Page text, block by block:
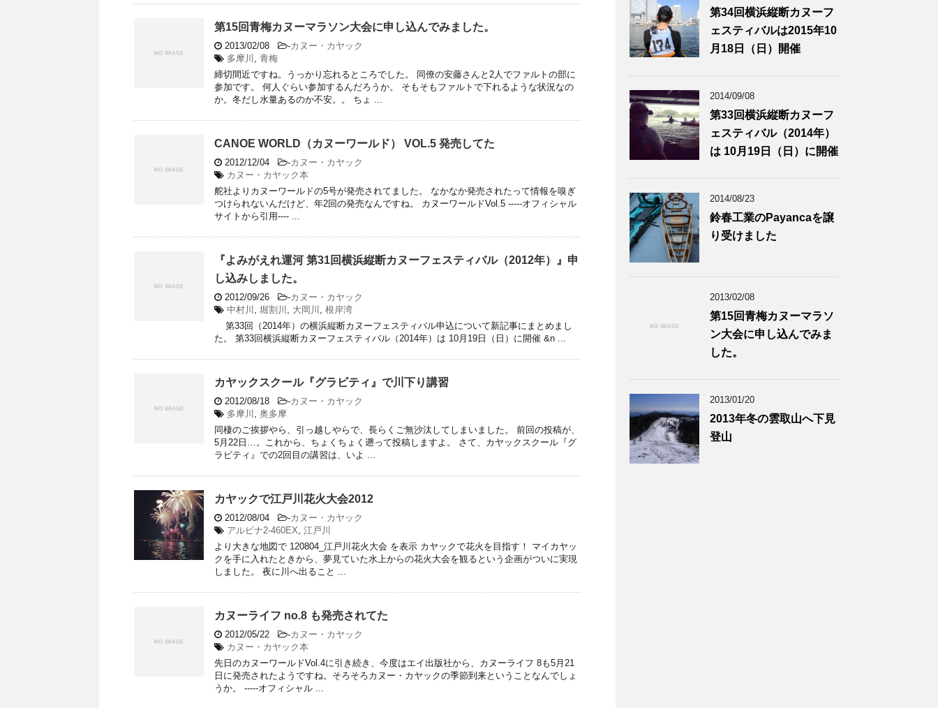
第15回青梅カヌーマラソン大会に申し込んでみました。
2013/02/08 -カヌー・カヤック
多摩川 , 青梅
締切間近ですね。うっかり忘れるところでした。 同僚の安藤さんと2人でファルトの部に
参加です。 何人ぐらい参加するんだろうか。 そもそもファルトで下れるような状況なの
か。冬だし水量あるのか不安。。 ちょ ...
CANOE WORLD（カヌーワールド） VOL.5 発売してた
2012/12/04 -カヌー・カヤック
カヌー・カヤック本
舵社よりカヌーワールドの5号が発売されてました。 なかなか発売されたって情報を嗅ぎ
つけられないんだけど、年2回の発売なんですね。 カヌーワールドVol.5 -----オフィシャル
サイトから引用---- ...
『よみがえれ運河 第31回横浜縦断カヌーフェスティバル（2012年）』申
し込みしました。
2012/09/26 -カヌー・カヤック
中村川 , 堀割川 , 大岡川 , 根岸湾
第33回（2014年）の横浜縦断カヌーフェスティバル申込について新記事にまとめまし
た。 第33回横浜縦断カヌーフェスティバル（2014年）は 10月19日（日）に開催 &n ...
カヤックスクール『グラビティ』で川下り講習
2012/08/18 -カヌー・カヤック
多摩川 , 奥多摩
同棲のご挨拶やら、引っ越しやらで、長らくご無沙汰してしまいました。 前回の投稿が、
5月22日…。これから、ちょくちょく遡って投稿しますよ。 さて、カヤックスクール『グ
ラビティ』での2回目の講習は、いよ ...
カヤックで江戸川花火大会2012
2012/08/04 -カヌー・カヤック
アルピナ2-460EX, 江戸川
より大きな地図で 120804_江戸川花火大会 を表示 カヤックで花火を目指す！ マイカヤッ
クを手に入れたときから、夢見ていた水上からの花火大会を観るという企画がついに実現
しました。 夜に川へ出ること ...
カヌーライフ no.8 も発売されてた
2012/05/22 -カヌー・カヤック
カヌー・カヤック本
先日のカヌーワールドVol.4に引き続き、今度はエイ出版社から、カヌーライフ 8も5月21
日に発売されたようですね。そろそろカヌー・カヤックの季節到来ということなんでしょ
うか。 -----オフィシャル ...
第34回横浜縦断カヌーフ
ェスティバルは2015年10
月18日（日）開催
2014/09/08
第33回横浜縦断カヌーフ
ェスティバル（2014年）
は 10月19日（日）に開催
2014/08/23
鈴春工業のPayancaを譲
り受けました
2013/02/08
第15回青梅カヌーマラソ
ン大会に申し込んでみま
した。
2013/01/20
2013年冬の雲取山へ下見
登山